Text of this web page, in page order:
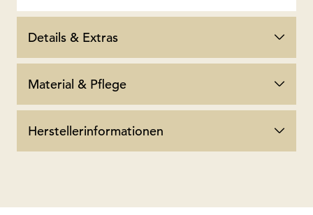
Details & Extras
Material & Pflege
Herstellerinformationen